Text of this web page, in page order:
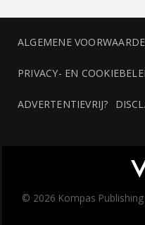
ALGEMENE
PRIVACY- EN
ADVERTENTIEVRIJ?
© 2026 Kompas